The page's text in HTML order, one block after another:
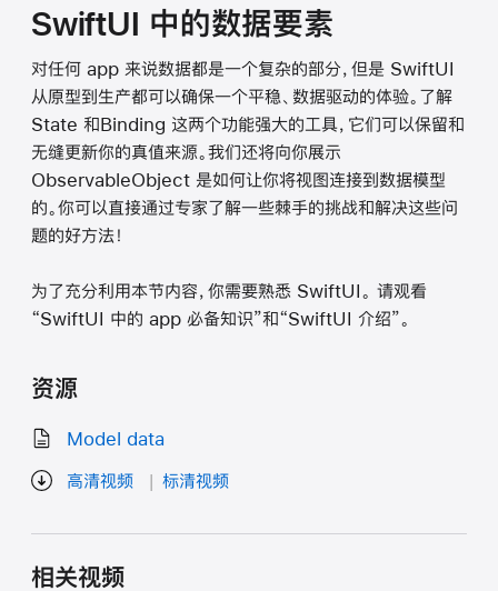
SwiftUI 中的数据要素
对任何 app 来说数据都是一个复杂的部分，但是 SwiftUI
从原型到生产都可以确保一个平稳、数据驱动的体验。了解
State 和Binding 这两个功能强大的工具，它们可以保留和
无缝更新你的真值来源。我们还将向你展示
ObservableObject 是如何让你将视图连接到数据模型
的。你可以直接通过专家了解一些棘手的挑战和解决这些问
题的好方法！
为了充分利用本节内容，你需要熟悉 SwiftUI。 请观看
“SwiftUI 中的 app 必备知识”和“SwiftUI 介绍”。
资源
Model data
高清视频 标清视频
相关视频